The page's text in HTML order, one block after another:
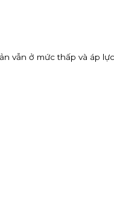
vẫn ở mức thấp và áp